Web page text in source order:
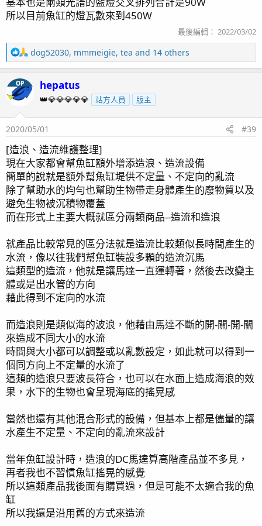
所以目前魚缸的燈瓦數來到450W
最後編輯： 2022/03/02
R
e
c
t
o
n
：
dog52030, mmmeigie, tea and 14 others
OP hepatus
👑💎💎💎💎💎 站方人員 版主
2020/05/01 #39
[造浪、造流維護整理]
現在大家都會幫魚缸額外增添造浪、造流設備
簡單的說就是額外幫魚缸堤供不定量、不定向的亂流
除了幫助水的均勻也幫助生物帶走身體產生的廢物質以及
避免生物被沉積物覆蓋
而在形式上主要大概就區分兩類商品--造流和造浪
就產品比較常見的區分法就是造流比較類似長時間產生的
水流，像以往我們幫魚缸裝設多顆的造流沉馬
這類型的造流，他就是讓馬達一直運轉著，然後去改變主
體或是出水管的方向
藉此得到不定向的水流
而造浪則是類似海的波浪，他藉由馬達不斷的開-關-開-關
來造成不同大小的水流
時間與大小都可以調整或以亂數設定，如此就可以得到一
個同方向上不定量的水流了
這類的造浪只要波長符合，也可以在水面上造成海浪的效
果，水下的生物也會呈現海底的搖晃感
當然也還有其他混合形式的設備，但基本上都是儘量的讓
水產生不定量、不定向的亂流來設計
當年魚缸設計時，造浪的DC馬達算高階產品並不多見，
再者我也不習慣魚缸搖晃的感覺
所以這類產品我後面有購買過，但是可能不太適合我的魚
缸
所以我還是沿用舊的方式來造流